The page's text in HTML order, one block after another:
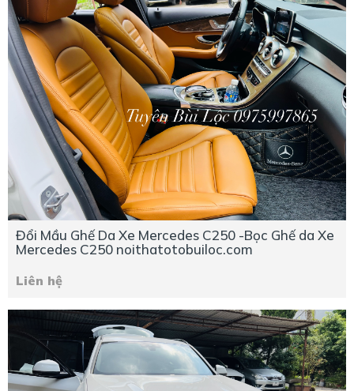
Đổi Mầu Ghế Da Xe Mercedes C250 -Bọc Ghế da Xe
Mercedes C250 noithatotobuiloc.com
Liên hệ